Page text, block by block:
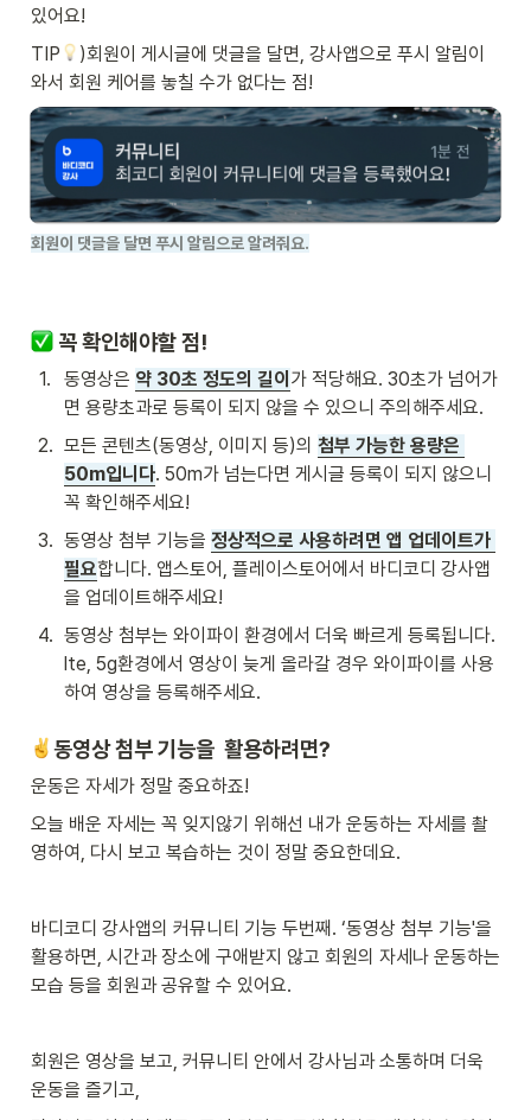
있어요!
TIP
)회원이 게시글에 댓글을 달면, 강사앱으로 푸시 알림이
와서 회원 케어를 놓칠 수가 없다는 점!
회원이 댓글을 달면 푸시 알림으로 알려줘요.
꼭 확인해야할 점!
1. 동영상은 약 30초 정도의 길이 가 적당해요. 30초가 넘어가
면 용량초과로 등록이 되지 않을 수 있으니 주의해주세요.
2. 모든 콘텐츠(동영상, 이미지 등)의 첨부 가능한 용량은
50m입니다. 50m가 넘는다면 게시글 등록이 되지 않으니
꼭 확인해주세요!
3. 동영상 첨부 기능을 정상적으로 사용하려면 앱 업데이트가
필요합니다. 앱스토어, 플레이스토어에서 바디코디 강사앱
을 업데이트해주세요!
4. 동영상 첨부는 와이파이 환경에서 더욱 빠르게 등록됩니다.
lte, 5g환경에서 영상이 늦게 올라갈 경우 와이파이를 사용
하여 영상을 등록해주세요.
동영상 첨부 기능을  활용하려면?
운동은 자세가 정말 중요하죠!
오늘 배운 자세는 꼭 잊지않기 위해선 내가 운동하는 자세를 촬
영하여, 다시 보고 복습하는 것이 정말 중요한데요.
바디코디 강사앱의 커뮤니티 기능 두번째. ‘동영상 첨부 기능'을
활용하면, 시간과 장소에 구애받지 않고 회원의 자세나 운동하는
모습 등을 회원과 공유할 수 있어요.
회원은 영상을 보고, 커뮤니티 안에서 강사님과 소통하며 더욱
운동을 즐기고,